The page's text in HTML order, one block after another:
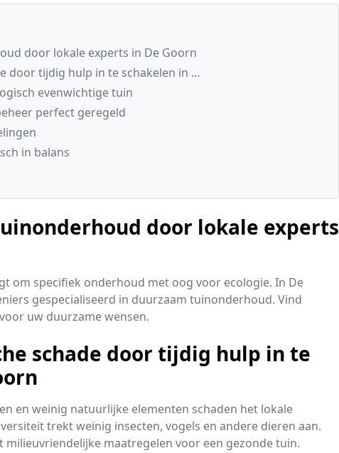
door lokale experts in De Goorn
door tijdig hulp in te schakelen in …
evenwichtige tuin
perfect geregeld
in balans
door lokale experts
om specifiek onderhoud met oog voor ecologie. In De
gespecialiseerd in duurzaam tuinonderhoud. Vind
uw duurzame wensen.
schade door tijdig hulp in te
en weinig natuurlijke elementen schaden het lokale
trekt weinig insecten, vogels en andere dieren aan.
milieuvriendelijke maatregelen voor een gezonde tuin.